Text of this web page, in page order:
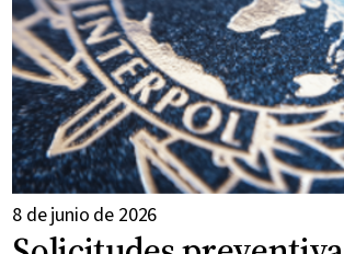
8 de junio de 2026